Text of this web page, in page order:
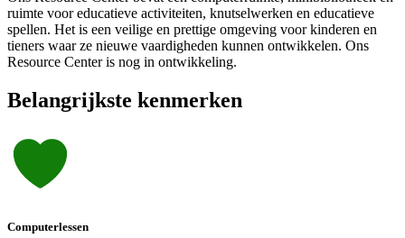
ruimte voor educatieve activiteiten, knutselwerken en educatieve
spellen. Het is een veilige en prettige omgeving voor kinderen en
tieners waar ze nieuwe vaardigheden kunnen ontwikkelen. Ons
Resource Center is nog in ontwikkeling.
Belangrijkste kenmerken
Computerlessen